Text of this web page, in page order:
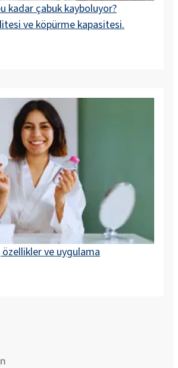
kadar çabuk kayboluyor?
ve köpürme kapasitesi.
özellikler ve uygulama